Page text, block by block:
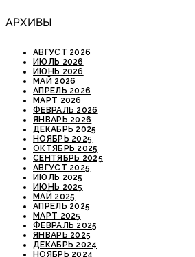
АРХИВЫ
АВГУСТ 2026
ИЮЛЬ 2026
ИЮНЬ 2026
МАЙ 2026
АПРЕЛЬ 2026
МАРТ 2026
ФЕВРАЛЬ 2026
ЯНВАРЬ 2026
ДЕКАБРЬ 2025
НОЯБРЬ 2025
ОКТЯБРЬ 2025
СЕНТЯБРЬ 2025
АВГУСТ 2025
ИЮЛЬ 2025
ИЮНЬ 2025
МАЙ 2025
АПРЕЛЬ 2025
МАРТ 2025
ФЕВРАЛЬ 2025
ЯНВАРЬ 2025
ДЕКАБРЬ 2024
НОЯБРЬ 2024